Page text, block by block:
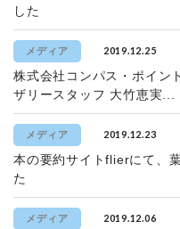
した
メディア 2019.12.25
株式会社コンパス・ポイ
ザリースタッフ 大竹恵実...
メディア 2019.12.23
本の要約サイトflierにて、
た
メディア 2019.12.06